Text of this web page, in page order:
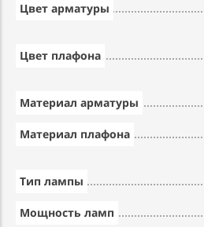
Цвет арматуры
Цвет плафона
Материал арматуры
Материал плафона
Тип лампы
Мощность ламп